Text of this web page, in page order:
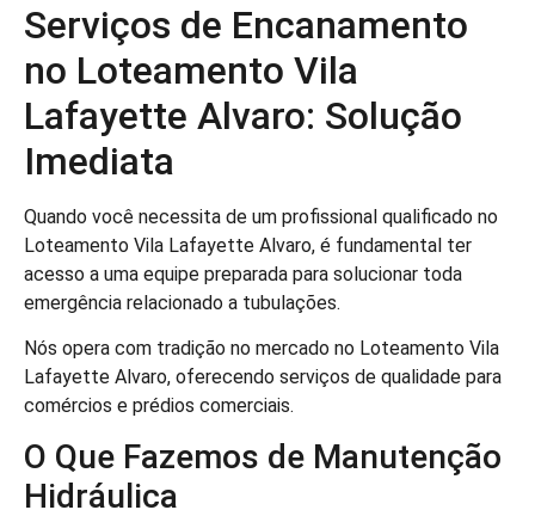
Serviços de Encanamento
no Loteamento Vila
Lafayette Alvaro: Solução
Imediata
Quando você necessita de um profissional qualificado no
Loteamento Vila Lafayette Alvaro, é fundamental ter
acesso a uma equipe preparada para solucionar toda
emergência relacionado a tubulações.
Nós opera com tradição no mercado no Loteamento Vila
Lafayette Alvaro, oferecendo serviços de qualidade para
comércios e prédios comerciais.
O Que Fazemos de Manutenção
Hidráulica